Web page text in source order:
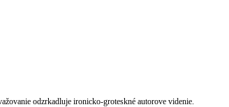
odzrkadluje ironicko-groteskné autorove videnie.